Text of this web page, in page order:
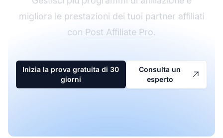
migliora le prestazioni dei tuoi partner affiliati
con Post Affiliate Pro.
Inizia la prova gratuita di 30
giorni
Consulta un
esperto